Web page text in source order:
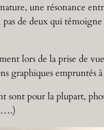
une résonance
de deux qui
lors de la prise de
graphiques empruntés
sont pour la plupart,
….)